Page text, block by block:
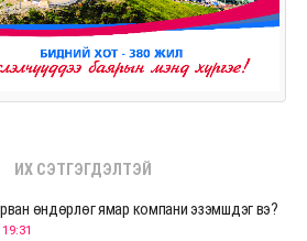
ИХ СЭТГЭГДЭЛТЭЙ
өндөрлөг ямар компани эзэмшдэг вэ?